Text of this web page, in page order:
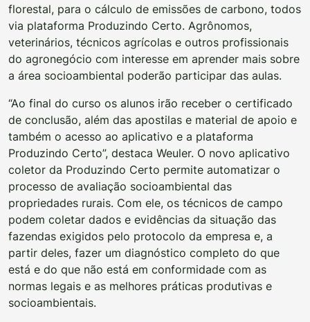
florestal, para o cálculo de emissões de carbono, todos
via plataforma Produzindo Certo. Agrônomos,
veterinários, técnicos agrícolas e outros profissionais
do agronegócio com interesse em aprender mais sobre
a área socioambiental poderão participar das aulas.
“Ao final do curso os alunos irão receber o certificado
de conclusão, além das apostilas e material de apoio e
também o acesso ao aplicativo e a plataforma
Produzindo Certo”, destaca Weuler. O novo aplicativo
coletor da Produzindo Certo permite automatizar o
processo de avaliação socioambiental das
propriedades rurais. Com ele, os técnicos de campo
podem coletar dados e evidências da situação das
fazendas exigidos pelo protocolo da empresa e, a
partir deles, fazer um diagnóstico completo do que
está e do que não está em conformidade com as
normas legais e as melhores práticas produtivas e
socioambientais.